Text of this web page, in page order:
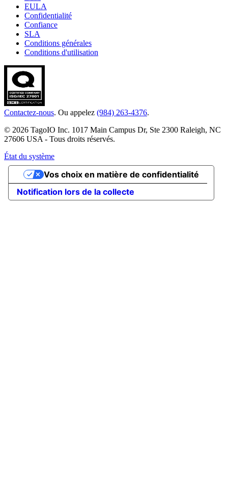
EULA
Confidentialité
Confiance
SLA
Conditions générales
Conditions d'utilisation
Contactez-nous. Ou appelez (984) 263-4376.
© 2026 TagoIO Inc. 1017 Main Campus Dr, Ste 2300 Raleigh, NC
27606 USA - Tous droits réservés.
État du système
Notification lors de la collecte
Vos choix en matière de confidentialité